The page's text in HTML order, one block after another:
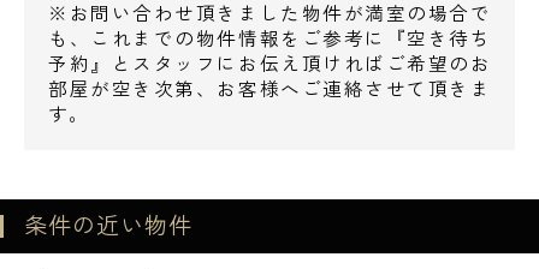
※お問い合わせ頂きました物件が満室の場合で
も、これまでの物件情報をご参考に『空き待ち
予約』とスタッフにお伝え頂ければご希望のお
部屋が空き次第、お客様へご連絡させて頂きま
す。
条件の近い物件